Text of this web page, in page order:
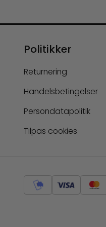
Politikker
Returnering
Handelsbetingelser
Persondatapolitik
Tilpas cookies